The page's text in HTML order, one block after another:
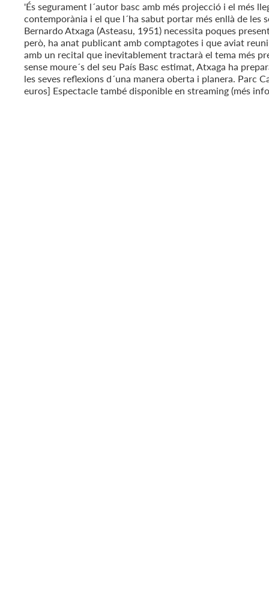
'És segurament l´autor basc amb més projecció i el més
contemporània i el que l´ha sabut portar més enllà de les
Bernardo Atxaga (Asteasu, 1951) necessita poques
però, ha anat publicant amb comptagotes i que aviat
amb un recital que inevitablement tractarà el tema més
sense moure´s del seu País Basc estimat, Atxaga ha
les seves reflexions d´una manera oberta i planera. Parc
euros] Espectacle també disponible en streaming (més